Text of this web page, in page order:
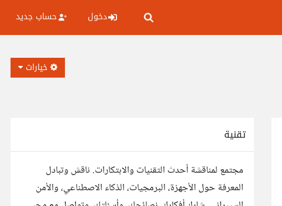
دخول حساب جديد
خيارات
تقنية
مجتمع لمناقشة أحدث التقنيات والابتكارات. ناقش وتبادل
المعرفة حول الأجهزة، البرمجيات، الذكاء الاصطناعي، والأمن